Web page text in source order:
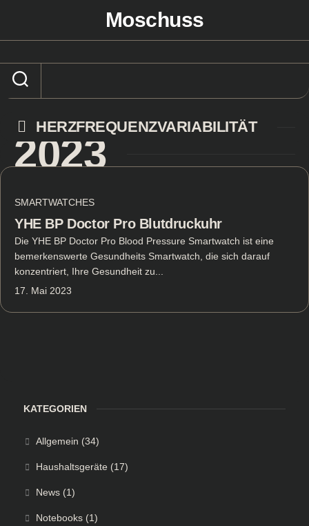
Moschuss
HERZFREQUENZVARIABILITÄT
2023
SMARTWATCHES
YHE BP Doctor Pro Blutdruckuhr
Die YHE BP Doctor Pro Blood Pressure Smartwatch ist eine
bemerkenswerte Gesundheits Smartwatch, die sich darauf
konzentriert, Ihre Gesundheit zu...
17. Mai 2023
KATEGORIEN
Allgemein (34)
Haushaltsgeräte (17)
News(1)
Notebooks(1)